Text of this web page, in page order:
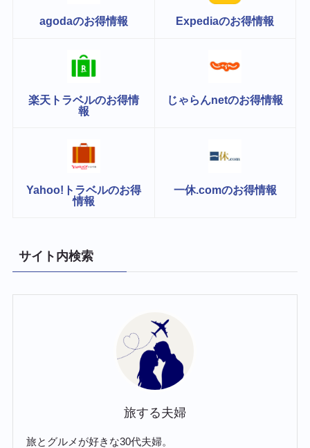
agodaのお得情報 Expediaのお得情報
楽天トラベルのお得情
報
じゃらんnetのお得情報
Yahoo!トラベルのお得
情報
一休.comのお得情報
サイト内検索
旅する夫婦
旅とグルメが好きな30代夫婦。